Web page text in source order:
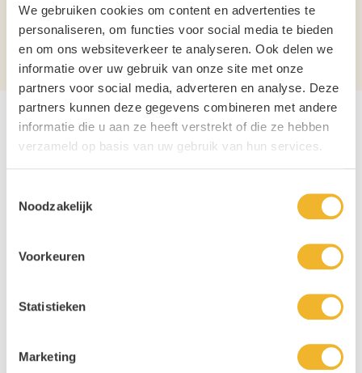
We gebruiken cookies om content en advertenties te
personaliseren, om functies voor social media te bieden
en om ons websiteverkeer te analyseren. Ook delen we
informatie over uw gebruik van onze site met onze
partners voor social media, adverteren en analyse. Deze
partners kunnen deze gegevens combineren met andere
informatie die u aan ze heeft verstrekt of die ze hebben
verzameld op basis van uw gebruik van hun services.
Noodzakelijk
Voorkeuren
Statistieken
Marketing
Verpakking
Aantal per verpakking 250